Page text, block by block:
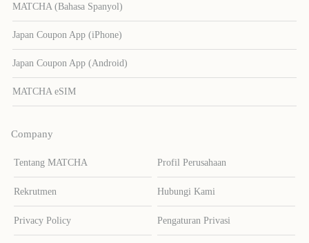
MATCHA (Bahasa Spanyol)
Japan Coupon App (iPhone)
Japan Coupon App (Android)
MATCHA eSIM
Company
Tentang MATCHA Profil Perusahaan
Rekrutmen Hubungi Kami
Privacy Policy Pengaturan Privasi